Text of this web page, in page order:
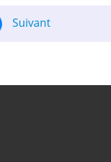
Suivant